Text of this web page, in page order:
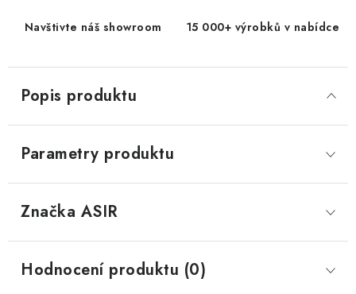
Navštivte náš showroom 15 000+ výrobků v nabídce
Popis produktu
Parametry produktu
Značka ASIR
Hodnocení produktu (0)